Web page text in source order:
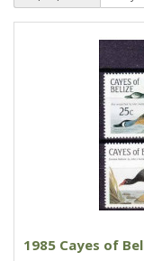
1985 Cayes of